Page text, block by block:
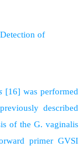
of
[16] was performed
described
of the G. vaginalis
primer GVSI